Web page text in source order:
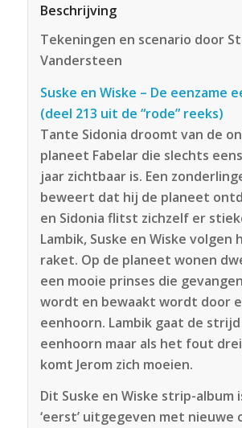
Beschrijving
Tekeningen en scenario door
Vandersteen
Suske en Wiske – De eenzame
(deel 213 uit de “rode” reeks)
Tante Sidonia droomt van de
planeet Fabelar die slechts
jaar zichtbaar is. Een
beweert dat hij de planeet
en Sidonia flitst zichzelf er
Lambik, Suske en Wiske volgen
raket. Op de planeet wonen
een mooie prinses die
wordt en bewaakt wordt door
eenhoorn. Lambik gaat de
eenhoorn maar als het fout
komt Jerom zich moeien.
Dit Suske en Wiske strip-album
‘eerst’ uitgegeven met nieuwe